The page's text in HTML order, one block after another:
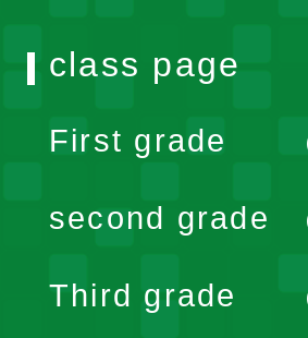
class page
First grade
second grade
Third grade